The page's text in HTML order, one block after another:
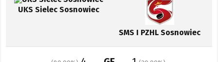
UKS Sielec Sosnowiec
SMS I PZHL Sosnowiec